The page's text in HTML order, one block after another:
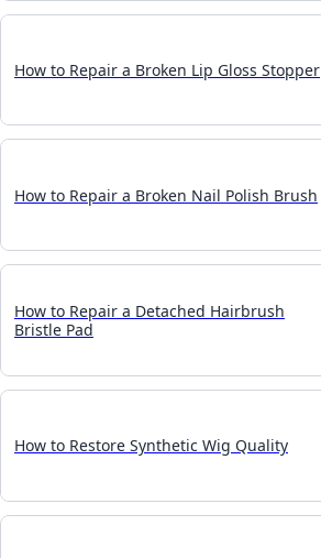
How to Repair a Broken Lip Gloss Stopper
How to Repair a Broken Nail Polish Brush
How to Repair a Detached Hairbrush
Bristle Pad
How to Restore Synthetic Wig Quality